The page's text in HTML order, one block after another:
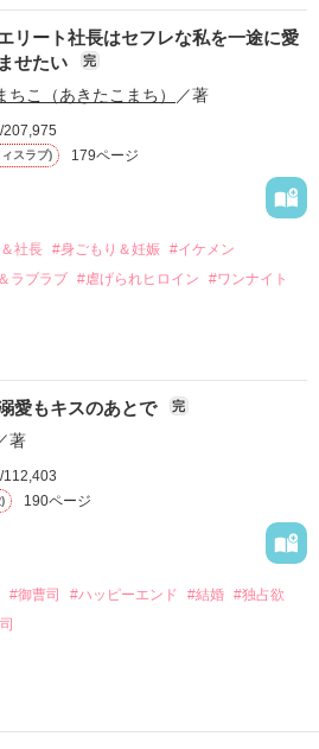
を抱いていた美桜。
かけに二人の関係は壊れてしまう。
美桜は両親の離婚によって
とも離れ離れになった。
たくないと思っていた哲平に
。
てしまった。
知った哲平は
』と真っ直ぐに告げてきた。
きという気持ちを隠すことなく
がストーカー被害に
居を提案してきて――。
)
リート社長はセフレな私を一途に愛
せたい
完
ちこ（あきたこまち） ／著
207,975
スラブ) 179ページ
社長 #身ごもり＆妊娠 #イケメン
ラブラブ #虐げられヒロイン
#ワンナイト
職場でうまくいかなかった梅田美
ていたところ、日本人美青年と出会
りの関係となる。
でワンナイトした美青年と再会。
財閥御曹司にも関わらず、一族を離
業家、社内でも冷徹だと評判な社長
のだ――！
話係を命じられた美桜は、猫の世
の関係となってしまい――？
愛もキスのあとで 完
著
112,403
190ページ
#御曹司 #ハッピーエンド #結婚 #独占欲
ている。